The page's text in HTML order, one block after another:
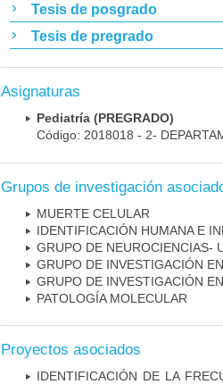
Tesis de posgrado
Tesis de pregrado
Asignaturas
Pediatría (PREGRADO)
Código: 2018018 - 2-
Grupos de investigación
MUERTE CELULAR
IDENTIFICACIÓN HUMANA E
GRUPO DE NEUROCIENCIAS-
GRUPO DE INVESTIGACIÓN
GRUPO DE INVESTIGACIÓN
PATOLOGÍA MOLECULAR
Proyectos asociados
IDENTIFICACIÓN DE LA